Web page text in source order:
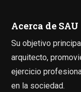
Acerca de SAU
Su objetivo
arquitecto,
ejercicio
en la sociedad.